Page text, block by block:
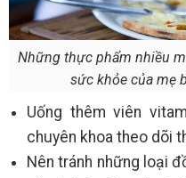
Những thực phẩm nhiều
sức khỏe của mẹ
Uống thêm viên
chuyên khoa theo dõi
Nên tránh những loại